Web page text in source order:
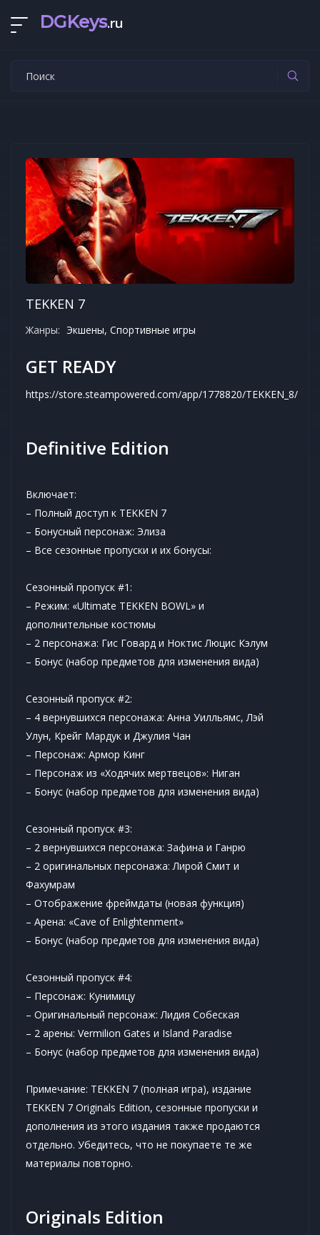
DGKeys.ru
TEKKEN 7
Жанры: Экшены, Спортивные игры
GET READY
https://store.steampowered.com/app/1778820/TEKKEN_8/
Definitive Edition
Включает:
– Полный доступ к TEKKEN 7
– Бонусный персонаж: Элиза
– Все сезонные пропуски и их бонусы:
Сезонный пропуск #1:
– Режим: «Ultimate TEKKEN BOWL» и
дополнительные костюмы
– 2 персонажа: Гис Говард и Ноктис Люцис Кэлум
– Бонус (набор предметов для изменения вида)
Сезонный пропуск #2:
– 4 вернувшихся персонажа: Анна Уилльямс, Лэй
Улун, Крейг Мардук и Джулия Чан
– Персонаж: Армор Кинг
– Персонаж из «Ходячих мертвецов»: Ниган
– Бонус (набор предметов для изменения вида)
Сезонный пропуск #3:
– 2 вернувшихся персонажа: Зафина и Ганрю
– 2 оригинальных персонажа: Лирой Смит и
Фахумрам
– Отображение фреймдаты (новая функция)
– Арена: «Cave of Enlightenment»
– Бонус (набор предметов для изменения вида)
Сезонный пропуск #4:
– Персонаж: Кунимицу
– Оригинальный персонаж: Лидия Собеская
– 2 арены: Vermilion Gates и Island Paradise
– Бонус (набор предметов для изменения вида)
Примечание: TEKKEN 7 (полная игра), издание
TEKKEN 7 Originals Edition, сезонные пропуски и
дополнения из этого издания также продаются
отдельно. Убедитесь, что не покупаете те же
материалы повторно.
Originals Edition